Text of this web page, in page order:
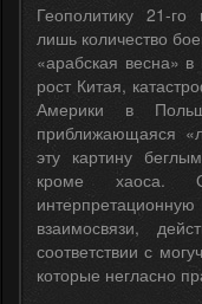
Геополитику 21-го
лишь количество
«арабская весна»
рост Китая,
Америки в
приближающаяся
эту картину
кроме хаоса.
взаимосвязи,
соответствии с
которые негласно